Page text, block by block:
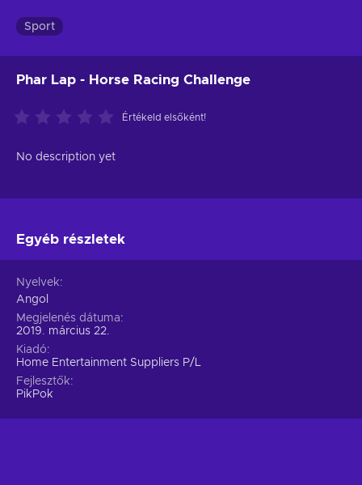
Sport
Phar Lap - Horse Racing Challenge
Értékeld elsőként!
No description yet
Egyéb részletek
Nyelvek
Angol
Megjelenés dátuma
2019. március 22.
Kiadó
Home Entertainment Suppliers P/L
Fejlesztők
PikPok